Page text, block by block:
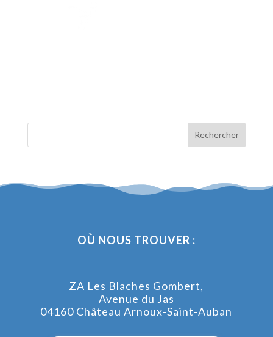
OÙ NOUS TROUVER :
ZA Les Blaches Gombert,
Avenue du Jas
04160 Château Arnoux-Saint-Auban